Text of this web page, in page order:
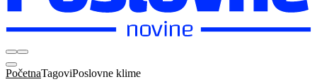
PočetnaTagoviPoslovne klime